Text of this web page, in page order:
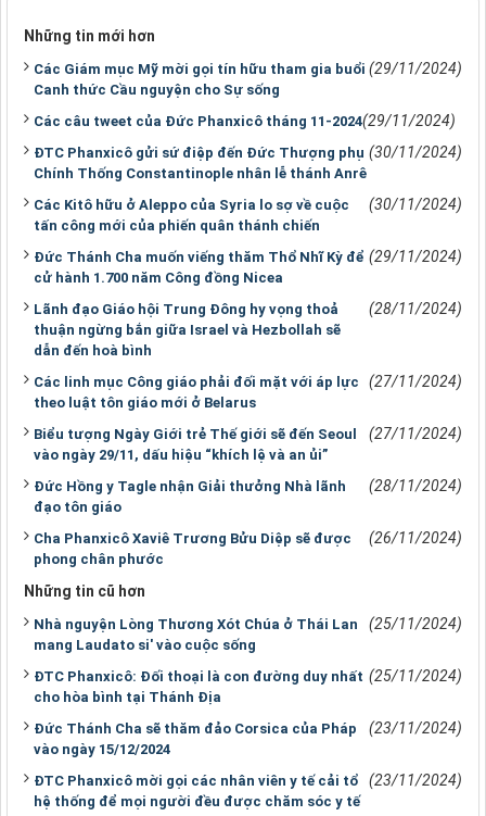
Những tin mới hơn
Các Giám mục Mỹ mời gọi tín hữu tham gia buổi
Canh thức Cầu nguyện cho Sự sống
(29/11/2024)
Các câu tweet của Đức Phanxicô tháng 11-2024(29/11/2024)
ĐTC Phanxicô gửi sứ điệp đến Đức Thượng phụ
Chính Thống Constantinople nhân lễ thánh Anrê
(30/11/2024)
Các Kitô hữu ở Aleppo của Syria lo sợ về cuộc
tấn công mới của phiến quân thánh chiến
(30/11/2024)
Đức Thánh Cha muốn viếng thăm Thổ Nhĩ Kỳ để
cử hành 1.700 năm Công đồng Nicea
(29/11/2024)
Lãnh đạo Giáo hội Trung Đông hy vọng thoả
thuận ngừng bắn giữa Israel và Hezbollah sẽ
dẫn đến hoà bình
(28/11/2024)
Các linh mục Công giáo phải đối mặt với áp lực
theo luật tôn giáo mới ở Belarus
(27/11/2024)
Biểu tượng Ngày Giới trẻ Thế giới sẽ đến Seoul
vào ngày 29/11, dấu hiệu “khích lệ và an ủi”
(27/11/2024)
Đức Hồng y Tagle nhận Giải thưởng Nhà lãnh
đạo tôn giáo
(28/11/2024)
Cha Phanxicô Xaviê Trương Bửu Diệp sẽ được
phong chân phước
(26/11/2024)
Những tin cũ hơn
Nhà nguyện Lòng Thương Xót Chúa ở Thái Lan
mang Laudato si' vào cuộc sống
(25/11/2024)
ĐTC Phanxicô: Đối thoại là con đường duy nhất
cho hòa bình tại Thánh Địa
(25/11/2024)
Đức Thánh Cha sẽ thăm đảo Corsica của Pháp
vào ngày 15/12/2024
(23/11/2024)
ĐTC Phanxicô mời gọi các nhân viên y tế cải tổ
hệ thống để mọi người đều được chăm sóc y tế
(23/11/2024)